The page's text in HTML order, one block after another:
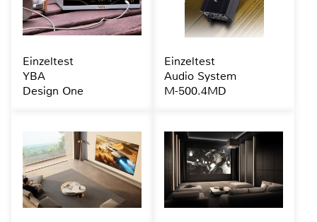
Einzeltest
YBA
Design One
Einzeltest
Audio System
M-500.4MD